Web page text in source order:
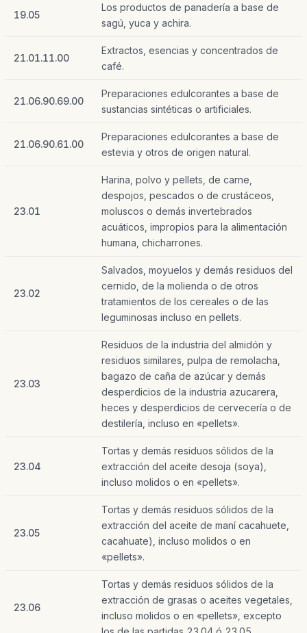
19.05
Los productos de panadería a base de
sagú, yuca y achira.
21.01.11.00
Extractos, esencias y concentrados de
café.
21.06.90.69.00
Preparaciones edulcorantes a base de
sustancias sintéticas o artificiales.
21.06.90.61.00
Preparaciones edulcorantes a base de
estevia y otros de origen natural.
23.01
Harina, polvo y pellets, de carne,
despojos, pescados o de crustáceos,
moluscos o demás invertebrados
acuáticos, impropios para la alimentación
humana, chicharrones.
23.02
Salvados, moyuelos y demás residuos del
cernido, de la molienda o de otros
tratamientos de los cereales o de las
leguminosas incluso en pellets.
23.03
Residuos de la industria del almidón y
residuos similares, pulpa de remolacha,
bagazo de caña de azúcar y demás
desperdicios de la industria azucarera,
heces y desperdicios de cervecería o de
destilería, incluso en «pellets».
23.04
Tortas y demás residuos sólidos de la
extracción del aceite desoja (soya),
incluso molidos o en «pellets».
23.05
Tortas y demás residuos sólidos de la
extracción del aceite de maní cacahuete,
cacahuate), incluso molidos o en
«pellets».
23.06
Tortas y demás residuos sólidos de la
extracción de grasas o aceites vegetales,
incluso molidos o en «pellets», excepto